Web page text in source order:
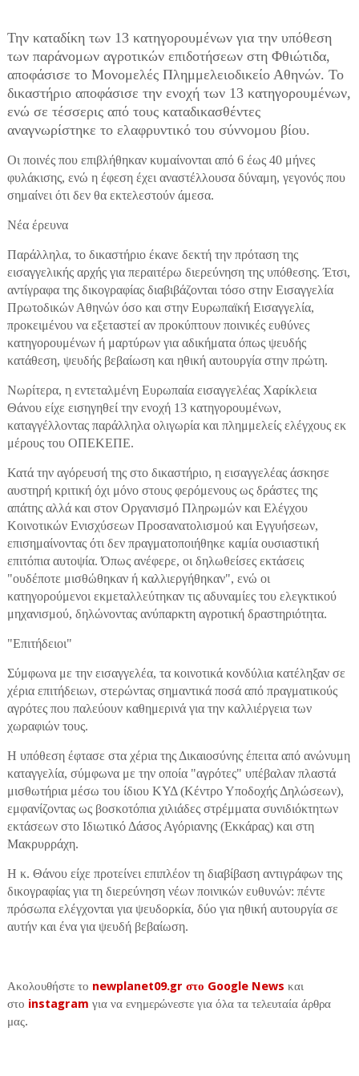
Την καταδίκη των 13 κατηγορουμένων για την υπόθεση
των παράνομων αγροτικών επιδοτήσεων στη Φθιώτιδα,
αποφάσισε το Μονομελές Πλημμελειοδικείο Αθηνών. Το
δικαστήριο αποφάσισε την ενοχή των 13 κατηγορουμένων,
ενώ σε τέσσερις από τους καταδικασθέντες
αναγνωρίστηκε το ελαφρυντικό του σύννομου βίου.
Οι ποινές που επιβλήθηκαν κυμαίνονται από 6 έως 40 μήνες
φυλάκισης, ενώ η έφεση έχει αναστέλλουσα δύναμη, γεγονός που
σημαίνει ότι δεν θα εκτελεστούν άμεσα.
Νέα έρευνα
Παράλληλα, το δικαστήριο έκανε δεκτή την πρόταση της
εισαγγελικής αρχής για περαιτέρω διερεύνηση της υπόθεσης. Έτσι,
αντίγραφα της δικογραφίας διαβιβάζονται τόσο στην Εισαγγελία
Πρωτοδικών Αθηνών όσο και στην Ευρωπαϊκή Εισαγγελία,
προκειμένου να εξεταστεί αν προκύπτουν ποινικές ευθύνες
κατηγορουμένων ή μαρτύρων για αδικήματα όπως ψευδής
κατάθεση, ψευδής βεβαίωση και ηθική αυτουργία στην πρώτη.
Νωρίτερα, η εντεταλμένη Ευρωπαία εισαγγελέας Χαρίκλεια
Θάνου είχε εισηγηθεί την ενοχή 13 κατηγορουμένων,
καταγγέλλοντας παράλληλα ολιγωρία και πλημμελείς ελέγχους εκ
μέρους του ΟΠΕΚΕΠΕ.
Κατά την αγόρευσή της στο δικαστήριο, η εισαγγελέας άσκησε
αυστηρή κριτική όχι μόνο στους φερόμενους ως δράστες της
απάτης αλλά και στον Οργανισμό Πληρωμών και Ελέγχου
Κοινοτικών Ενισχύσεων Προσανατολισμού και Εγγυήσεων,
επισημαίνοντας ότι δεν πραγματοποιήθηκε καμία ουσιαστική
επιτόπια αυτοψία. Όπως ανέφερε, οι δηλωθείσες εκτάσεις
"ουδέποτε μισθώθηκαν ή καλλιεργήθηκαν", ενώ οι
κατηγορούμενοι εκμεταλλεύτηκαν τις αδυναμίες του ελεγκτικού
μηχανισμού, δηλώνοντας ανύπαρκτη αγροτική δραστηριότητα.
"Επιτήδειοι"
Σύμφωνα με την εισαγγελέα, τα κοινοτικά κονδύλια κατέληξαν σε
χέρια επιτήδειων, στερώντας σημαντικά ποσά από πραγματικούς
αγρότες που παλεύουν καθημερινά για την καλλιέργεια των
χωραφιών τους.
Η υπόθεση έφτασε στα χέρια της Δικαιοσύνης έπειτα από ανώνυμη
καταγγελία, σύμφωνα με την οποία "αγρότες" υπέβαλαν πλαστά
μισθωτήρια μέσω του ίδιου ΚΥΔ (Κέντρο Υποδοχής Δηλώσεων),
εμφανίζοντας ως βοσκοτόπια χιλιάδες στρέμματα συνιδιόκτητων
εκτάσεων στο Ιδιωτικό Δάσος Αγόριανης (Εκκάρας) και στη
Μακρυρράχη.
Η κ. Θάνου είχε προτείνει επιπλέον τη διαβίβαση αντιγράφων της
δικογραφίας για τη διερεύνηση νέων ποινικών ευθυνών: πέντε
πρόσωπα ελέγχονται για ψευδορκία, δύο για ηθική αυτουργία σε
αυτήν και ένα για ψευδή βεβαίωση.
Ακολουθήστε το newplanet09.gr στο Google News και
στο instagram για να ενημερώνεστε για όλα τα τελευταία άρθρα
μας.